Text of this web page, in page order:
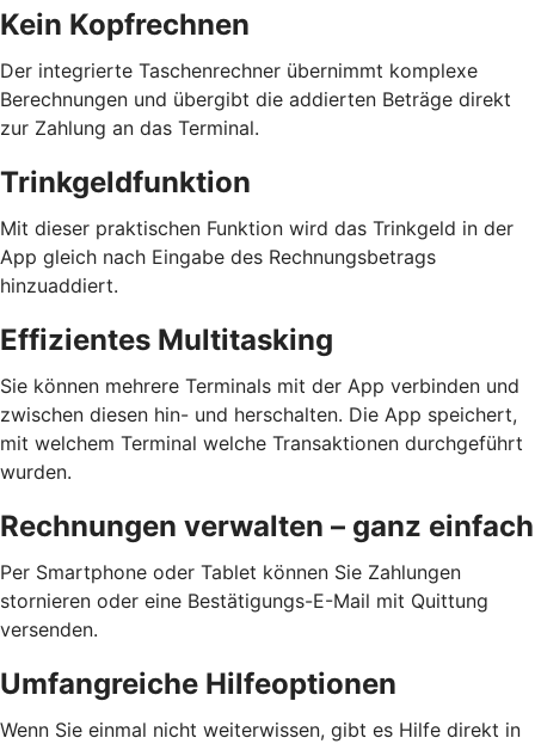
Kein Kopfrechnen
Der integrierte Taschenrechner übernimmt komplexe
Berechnungen und übergibt die addierten Beträge direkt
zur Zahlung an das Terminal.
Trinkgeldfunktion
Mit dieser praktischen Funktion wird das Trinkgeld in der
App gleich nach Eingabe des Rechnungsbetrags
hinzuaddiert.
Effizientes Multitasking
Sie können mehrere Terminals mit der App verbinden und
zwischen diesen hin- und herschalten. Die App speichert,
mit welchem Terminal welche Transaktionen durchgeführt
wurden.
Rechnungen verwalten – ganz einfach
Per Smartphone oder Tablet können Sie Zahlungen
stornieren oder eine Bestätigungs-E-Mail mit Quittung
versenden.
Umfangreiche Hilfeoptionen
Wenn Sie einmal nicht weiterwissen, gibt es Hilfe direkt in